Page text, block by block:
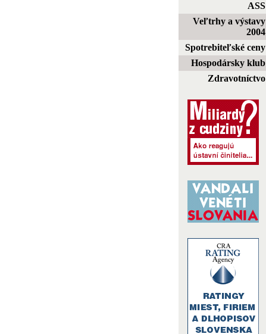
ASS
Veľtrhy a výstavy
2004
Spotrebiteľské ceny
Hospodársky klub
Zdravotníctvo